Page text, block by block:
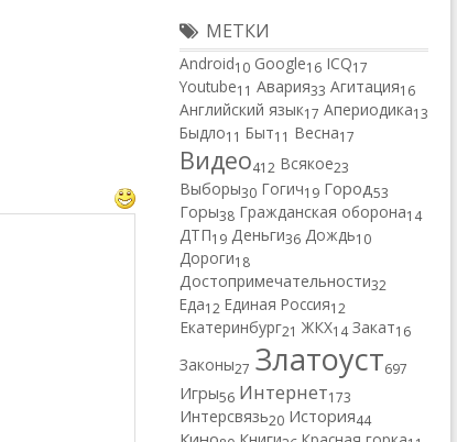
МЕТКИ
Android10 Google16 ICQ17
Youtube11 Авария33 Агитация16
Английский язык17 Апериодика13
Быдло11 Быт11 Весна17
Видео412 Всякое23
Выборы30 Гогич19 Город53
Горы38 Гражданская оборона14
ДТП19 Деньги36 Дождь10
Дороги18
Достопримечательности32
Еда12 Единая Россия12
Екатеринбург21 ЖКХ14 Закат16
Законы27 Златоуст697
Игры56 Интернет173
Интерсвязь20 История44